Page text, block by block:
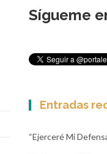
Sígueme
Entradas
“Ejerceré Mi